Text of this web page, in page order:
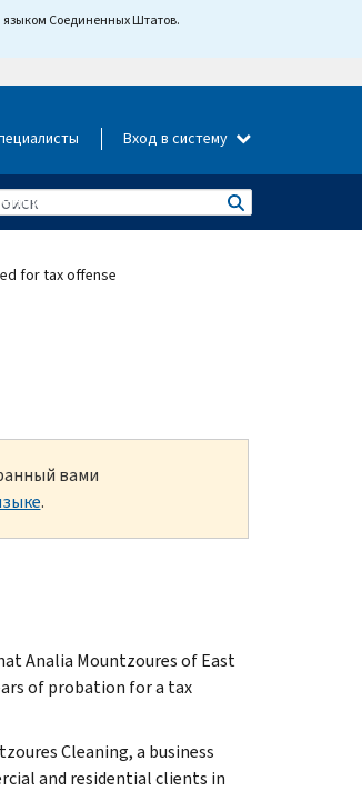
языком Соединенных Штатов.
Вход в систему
for tax offense
вами
.
Analia Mountzoures of East
of probation for a tax
Cleaning, a business
and residential clients in